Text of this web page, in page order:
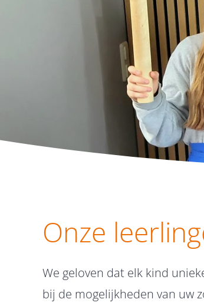
Onze
We geloven dat elk kind
bij de mogelijkheden van uw